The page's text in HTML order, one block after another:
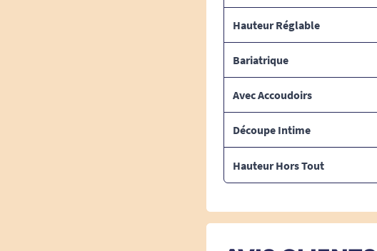
Hauteur Réglable
Bariatrique
Avec Accoudoirs
Découpe Intime
Hauteur Hors Tout